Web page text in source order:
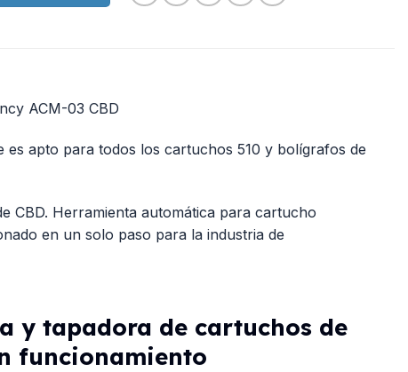
ACM-03 CBD
es apto para todos los cartuchos 510 y bolígrafos de
CBD. Herramienta automática para cartucho
en un solo paso para la industria de
y tapadora de cartuchos de
funcionamiento